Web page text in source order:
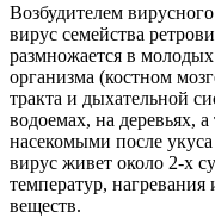
Возбудителем
вирус семейства
размножается в
организма (костном
тракта и дыхательной
водоемах, на деревьях,
насекомыми после
вирус живет около 2-х
температур,
веществ.